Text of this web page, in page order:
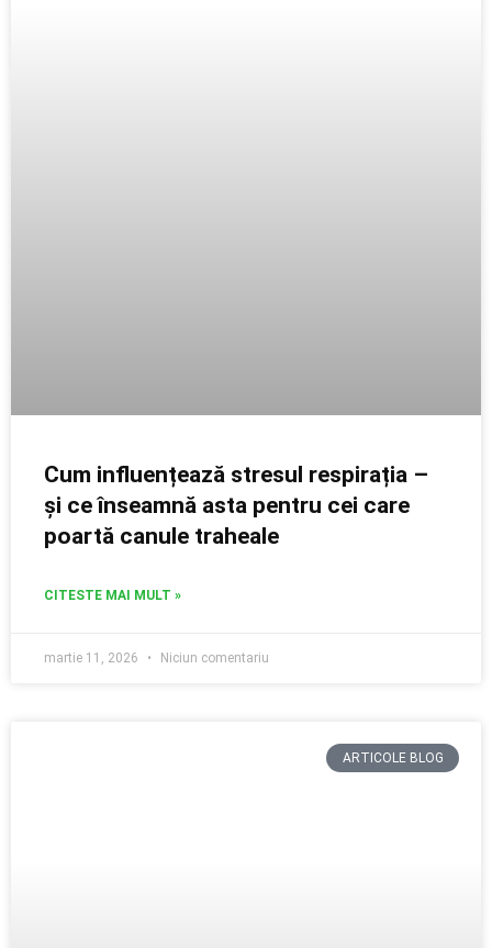
Cum influențează stresul respirația –
și ce înseamnă asta pentru cei care
poartă canule traheale
CITESTE MAI MULT »
martie 11, 2026 Niciun comentariu
ARTICOLE BLOG